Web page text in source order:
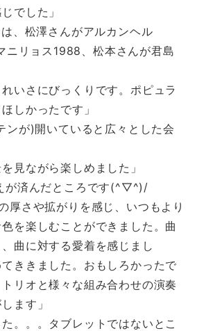
でした」
、松澤さんがアルカンヘル
ニリョス1988、松本さんが君島
れいさにびっくりです。ポピュラ
しかったです」
ンが)開いていると広々とした会
見ながら楽しめました」
が済んだところです(^▽^)/
厚さや拡がりを感じ、いつもより
を楽しむことができました。曲
曲に対する愛着を感じまし
ききました。おもしろかったで
リオと様々な組み合わせの演奏
ます」
た。。。タブレットではないとこ